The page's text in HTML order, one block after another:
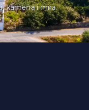
kamena i mira.